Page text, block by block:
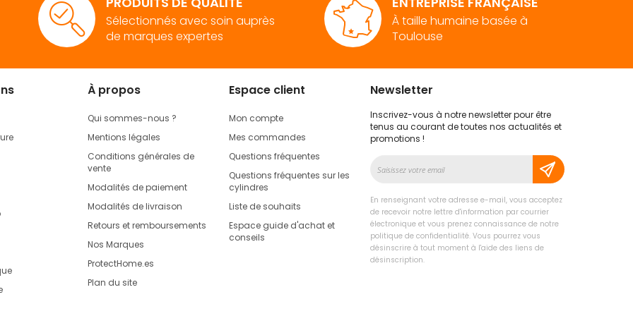
Sélectionnés avec soin auprès
de marques expertes
À taille humaine basée à
Toulouse
À propos
Qui sommes-nous ?
Mentions légales
Conditions générales de
vente
Modalités de paiement
Modalités de livraison
Retours et remboursements
Nos Marques
ProtectHome.es
Plan du site
Espace client
Mon compte
Mes commandes
Questions fréquentes
Questions fréquentes sur les
cylindres
Liste de souhaits
Espace guide d'achat et
conseils
Newsletter
Inscrivez-vous à notre newsletter pour être
tenus au courant de toutes nos actualités et
promotions !
lettre
d’information
:
En renseignant votre adresse e-mail, vous acceptez
de recevoir notre lettre d'information par courrier
électronique et vous prenez connaissance de notre
politique de confidentialité. Vous pourrez vous
désinscrire à tout moment à l'aide des liens de
désinscription.